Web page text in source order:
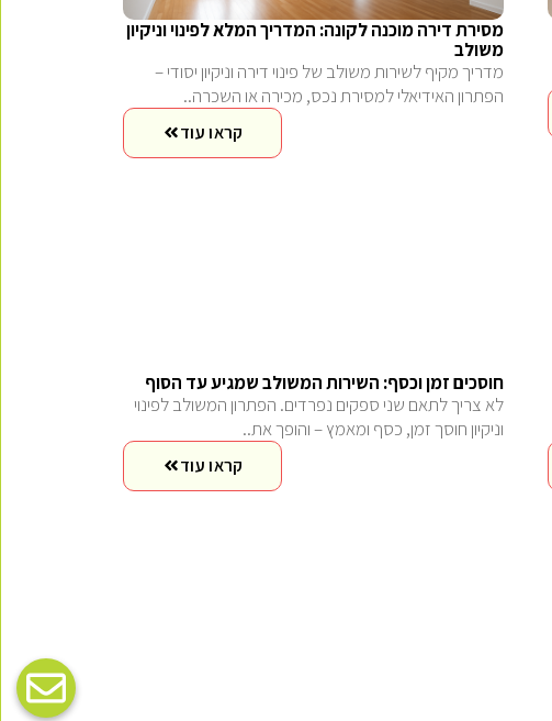
מסירת דירה מוכנה לקונה: המדריך המלא לפינוי וניקיון
משולב
מדריך מקיף לשירות משולב של פינוי דירה וניקיון יסודי –
הפתרון האידיאלי למסירת נכס, מכירה או השכרה..
קראו עוד
חוסכים זמן וכסף: השירות המשולב שמגיע עד הסוף
לא צריך לתאם שני ספקים נפרדים. הפתרון המשולב לפינוי
וניקיון חוסך זמן, כסף ומאמץ – והופך את..
קראו עוד